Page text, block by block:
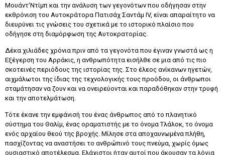
Μουάντ’Ντίμπ και την ανάλυση των γεγονότων που οδήγησαν στην
εκθρόνιση του Αυτοκράτορα Πατισάχ Σαντάμ IV, είναι απαραίτητο να
διευρύνει τις γνώσεις του σχετικά με το ιστορικό πλαίσιο που
οδήγησε στη διαμόρφωση της Αυτοκρατορίας.
Δέκα χιλιάδες χρόνια πριν από τα γεγονότα που έγιναν γνωστά ως η
Εξέγερση του Αρράκις, η ανθρωπότητα εισήλθε σε μια από τις πιο
σκοτεινές περιόδους της ιστορίας της. Στο έλεος ανίκανων ηγετών,
αιχμάλωτοι της ίδιας της τεχνολογικής τους προόδου, οι άνθρωποι
σταμάτησαν να ζουν και να ονειρεύονται και παραδόθηκαν στην τρυφή
και την αποτελμάτωση.
Τότε έκανε την εμφάνισή του ένας άνθρωπος από το πλανητικό
σύστημα του Θαλίμ, ένας οραματιστής με το όνομα Τλάλοκ, το όνομα
ενός αρχαίου θεού της βροχής. Μίλησε στα αποχαυνωμένα πλήθη,
πασχίζοντας να αναστήσει το ανθρώπινό τους πνεύμα, χωρίς όμως
ουσιαστικό αποτέλεσμα. Ελάχιστοι ήταν αυτοί που άκουσαν τα λόγια